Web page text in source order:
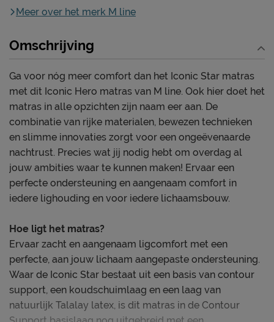
Meer over het merk M line
Omschrijving
Ga voor nóg meer comfort dan het Iconic Star matras
met dit Iconic Hero matras van M line. Ook hier doet het
matras in alle opzichten zijn naam eer aan. De
combinatie van rijke materialen, bewezen technieken
en slimme innovaties zorgt voor een ongeëvenaarde
nachtrust. Precies wat jij nodig hebt om overdag al
jouw ambities waar te kunnen maken! Ervaar een
perfecte ondersteuning en aangenaam comfort in
iedere lighouding en voor iedere lichaamsbouw.
Hoe ligt het matras?
Ervaar zacht en aangenaam ligcomfort met een
perfecte, aan jouw lichaam aangepaste ondersteuning.
Waar de Iconic Star bestaat uit een basis van contour
support, een koudschuimlaag en een laag van
natuurlijk Talalay latex, is dit matras in de Contour